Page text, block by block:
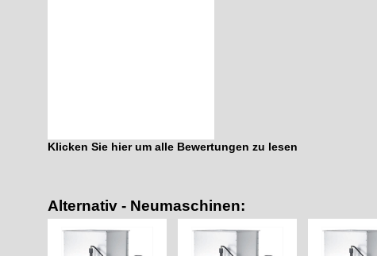
Klicken Sie hier um alle Bewertungen zu lesen
Alternativ - Neumaschinen: